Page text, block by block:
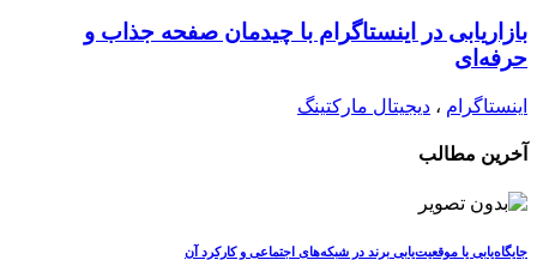
بازاریابی در اینستاگرام با چیدمان صفحه جذاب و
حرفه‌ای
اینستاگرام ، دیجیتال مارکتینگ
آخرین مطالب
جایگاه‌یابی یا موقعیت‌یابی برند در شبکه‌های اجتماعی و کارکرد آن